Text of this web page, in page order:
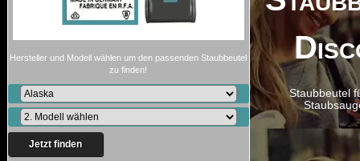
Staubbeutel
Hersteller und Modell wählen um den passenden Staubbeutel
zu finden!
Jetzt finden